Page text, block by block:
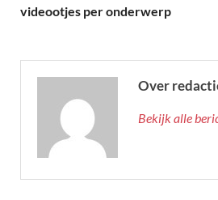
videootjes per onderwerp
Over
Bekijk alle